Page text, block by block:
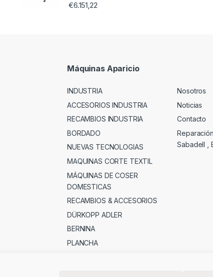
€6.151,22
Máquinas Aparicio
INDUSTRIA
ACCESORIOS INDUSTRIA
RECAMBIOS INDUSTRIA
BORDADO
NUEVAS TECNOLOGIAS
MAQUINAS CORTE TEXTIL
MÁQUINAS DE COSER
DOMESTICAS
RECAMBIOS & ACCESORIOS
DÜRKOPP ADLER
BERNINA
PLANCHA
Nosotros
Noticias
Contacto
Sabadell ,